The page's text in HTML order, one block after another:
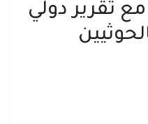
تقرير دولي